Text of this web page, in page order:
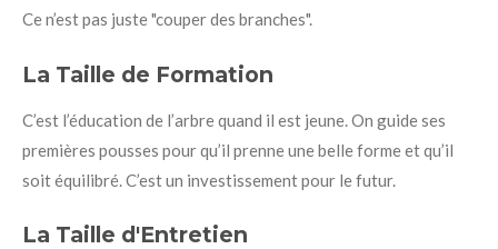
Ce n’est pas juste "couper des branches".
La Taille de Formation
C’est l’éducation de l’arbre quand il est jeune. On guide ses
premières pousses pour qu’il prenne une belle forme et qu’il
soit équilibré. C’est un investissement pour le futur.
La Taille d'Entretien